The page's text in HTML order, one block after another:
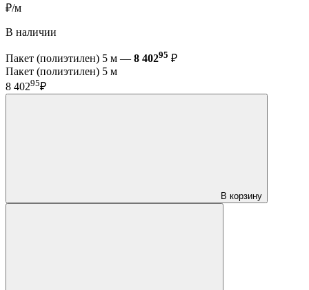
₽/м
В наличии
Пакет (полиэтилен) 5 м — 8 40295 ₽
Пакет (полиэтилен) 5 м
8 40295₽
В корзину